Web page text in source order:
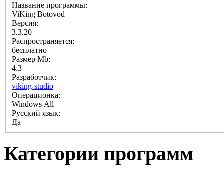
Название программы:
ViKing Botovod
Версия:
3.3.20
Распространяется:
бесплатно
Размер Mb:
4.3
Разработчик:
viking-studio
Операционка:
Windows All
Русский язык:
Да
Категории программ